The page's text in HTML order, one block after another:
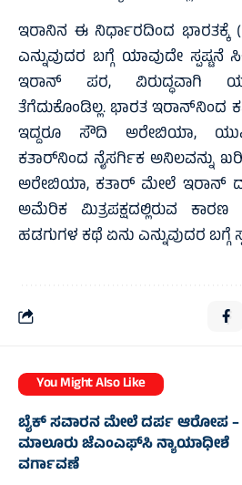
ಇರಾನಿನ ಈ ನಿರ್ಧಾರದಿಂದ ಭಾರತಕ್ಕೆ
ಎನ್ನುವುದರ ಬಗ್ಗೆ ಯಾವುದೇ ಸ್ಪಷ್ಟನೆ
ಇರಾನ್‌ ಪರ, ವಿರುದ್ಧವಾಗಿ
ತೆಗೆದುಕೊಂಡಿಲ್ಲ. ಭಾರತ ಇರಾನ್‌ನಿಂದ
ಇದ್ದರೂ ಸೌದಿ ಅರೇಬಿಯಾ,
ಕತಾರ್‌ನಿಂದ ನೈಸರ್ಗಿಕ ಅನಿಲವನ್ನು
ಅರೇಬಿಯಾ, ಕತಾರ್‌ ಮೇಲೆ ಇರಾನ್‌
ಅಮೆರಿಕ ಮಿತ್ರಪಕ್ಷದಲ್ಲಿರುವ
ಹಡಗುಗಳ ಕಥೆ ಏನು ಎನ್ನುವುದರ ಬಗ್ಗೆ
You Might Also Like
ಬೈಕ್ ಸವಾರನ ಮೇಲೆ ದರ್ಪ ಆರೋಪ –
ಮಾಲೂರು ಜೆಎಂಎಫ್‌ಸಿ ನ್ಯಾಯಾಧೀಶೆ
ವರ್ಗಾವಣೆ